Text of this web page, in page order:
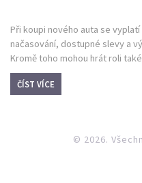
Při koupi nového auta se
načasování, dostupné slevy a
Kromě toho mohou hrát roli
model auta. Tento článek
rozhodnutí, kdy je ideální čas
ČÍST VÍCE
© 2026.